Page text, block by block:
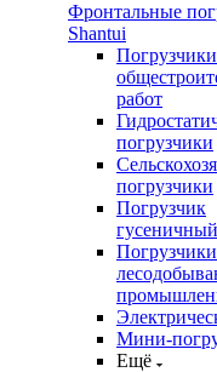
Фронтальные
Shantui
работ
погрузчики
погрузчики
Погрузчик
гусеничный
Мини-
Ещё